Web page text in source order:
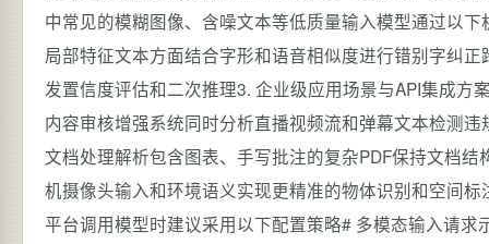
中常见的模糊图像、含噪文本等低质量输入模型通过以
局部特征文本方面结合字形和语音相似度进行错别字纠
发置信度评估和二次推理3. 企业级应用场景与API集成
内容审核增强系统同时分析直播视频流和弹幕文本检测
文档处理解析包含图表、手写批注的复杂PDF保持文档
机摄像头输入和环境语义实现更精准的物体识别和空间
平台调用模型时建议采用以下配置策略# 多模态输入请求